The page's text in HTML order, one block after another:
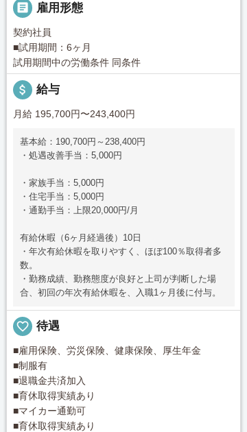
 雇用形態
契約社員
■試用期間：6ヶ月
試用期間中の労働条件 同条件
attach_money 給与
月給 195,700円〜243,400円
基本給：190,700円～238,400円
・処遇改善手当：5,000円
・家族手当：5,000円
・住宅手当：5,000円
・通勤手当：上限20,000円/月
有給休暇（6ヶ月経過後）10日
・年次有給休暇を取りやすく、ほぼ100％取得者多
数。
・勤務成績、勤務態度が良好と上司が判断した場
合、初回の年次有給休暇を、入職1ヶ月後に付与。
favorite_border 待遇
■雇用保険、労災保険、健康保険、厚生年金
■制服有
■退職金共済加入
■育休取得実績あり
■マイカー通勤可
■育休取得実績あり